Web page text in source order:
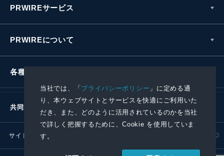
当社では、「プライバシーポリシー 」に定める通
り、本ウェブサイトとサービスを快適にご利用いた
だき、また、どのように活用されているのかを当社
で詳しく把握するために、Cookie を使用していま
す。
PRWIREサービス
PRWIREについて
各種お問い合わせ
共同通信社グループ
サイトポリシー